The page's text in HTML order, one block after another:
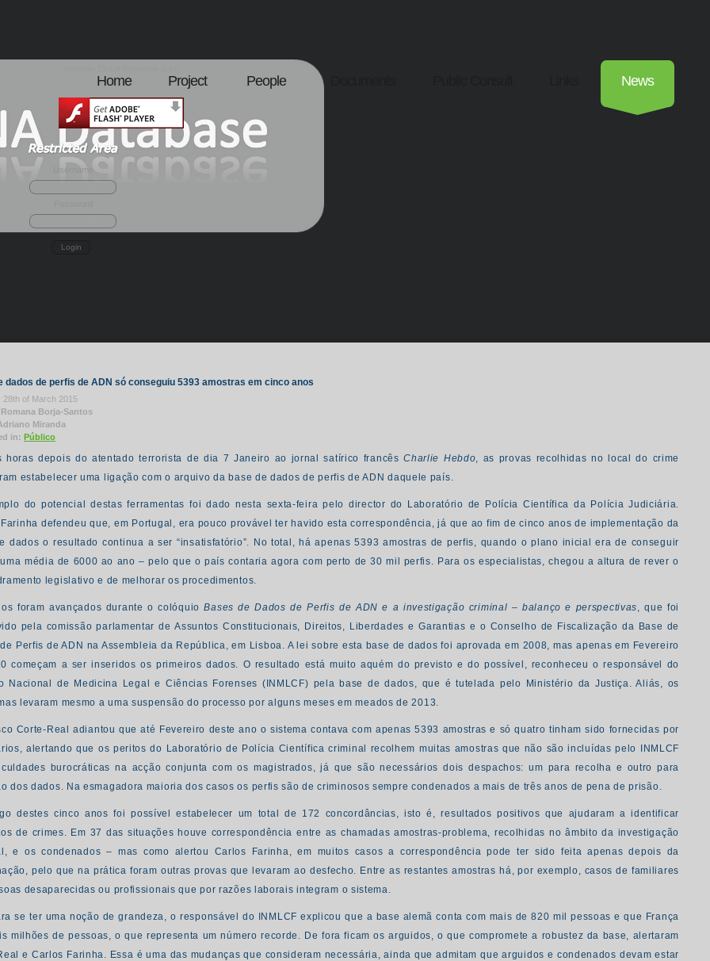
Username
Login
Home Project People News
dados de perfis de ADN só conseguiu 5393 amostras em cinco anos
28th of March 2015
Borja-Santos
Miranda
in: Público
horas depois do atentado terrorista de dia 7 Janeiro ao jornal satírico francêsCharlie Hebdo, as provas recolhidas no local do crime
estabelecer uma ligação com o arquivo da base de dados de perfis de ADN daquele país.
do potencial destas ferramentas foi dado nesta sexta-feira pelo director do Laboratório de Polícia Científica da Polícia Judiciária.
defendeu que, em Portugal, era pouco provável ter havido esta correspondência, já que ao fim de cinco anos de implementação da
dados o resultado continua a ser “insatisfatório”. No total, há apenas 5393 amostras de perfis, quando o plano inicial era de conseguir
média de 6000 ao ano – pelo que o país contaria agora com perto de 30 mil perfis. Para os especialistas, chegou a altura de rever o
legislativo e de melhorar os procedimentos.
foram avançados durante o colóquioBases de Dados de Perfis de ADN e a investigação criminal – balanço e perspectivas, que foi
pela comissão parlamentar de Assuntos Constitucionais, Direitos, Liberdades e Garantias e o Conselho de Fiscalização da Base de
Perfis de ADN na Assembleia da República, em Lisboa. A lei sobre esta base de dados foi aprovada em 2008, mas apenas em Fevereiro
começam a ser inseridos os primeiros dados. O resultado está muito aquém do previsto e do possível, reconheceu o responsável do
Nacional de Medicina Legal e Ciências Forenses (INMLCF) pela base de dados, que é tutelada pelo Ministério da Justiça. Aliás, os
levaram mesmo a uma suspensão do processo por alguns meses em meados de 2013.
Corte-Real adiantou que até Fevereiro deste ano o sistema contava com apenas 5393 amostras e só quatro tinham sido fornecidas por
alertando que os peritos do Laboratório de Polícia Científica criminal recolhem muitas amostras que não são incluídas pelo INMLCF
burocráticas na acção conjunta com os magistrados, já que são necessários dois despachos: um para recolha e outro para
dos dados. Na esmagadora maioria dos casos os perfis são de criminosos sempre condenados a mais de três anos de pena de prisão.
destes cinco anos foi possível estabelecer um total de 172 concordâncias, isto é, resultados positivos que ajudaram a identificar
de crimes. Em 37 das situações houve correspondência entre as chamadas amostras-problema, recolhidas no âmbito da investigação
e os condenados – mas como alertou Carlos Farinha, em muitos casos a correspondência pode ter sido feita apenas depois da
pelo que na prática foram outras provas que levaram ao desfecho. Entre as restantes amostras há, por exemplo, casos de familiares
desaparecidas ou profissionais que por razões laborais integram o sistema.
se ter uma noção de grandeza, o responsável do INMLCF explicou que a base alemã conta com mais de 820 mil pessoas e que França
milhões de pessoas, o que representa um número recorde. De fora ficam os arguidos, o que compromete a robustez da base, alertaram
e Carlos Farinha. Essa é uma das mudanças que consideram necessária, ainda que admitam que arguidos e condenados devam estar